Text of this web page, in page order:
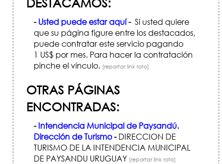
- Usted puede estar aquí-Si usted quiere
que su página figure entre los destacados,
puede contratar este servicio pagando
1 US$ por mes. Para hacer la contratación
pinche el vínculo. [reportar link roto]
OTRAS PÁGINAS
ENCONTRADAS:
- Intendencia Municipal de Paysandú.
Dirección de Turismo-DIRECCION DE
TURISMO DE LA INTENDENCIA MUNICIPAL
DE PAYSANDU URUGUAY [reportar link roto]